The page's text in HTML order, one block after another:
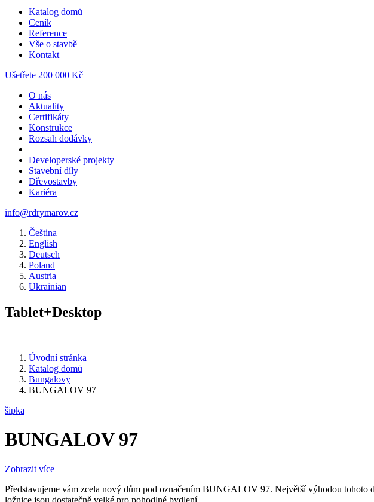
Katalog domů
Ceník
Reference
Vše o stavbě
Kontakt
Ušetřete 200 000 Kč
O nás
Aktuality
Certifikáty
Konstrukce
Rozsah dodávky
Developerské projekty
Stavební díly
Dřevostavby
Kariéra
info@rdrymarov.cz
Čeština
English
Deutsch
Poland
Austria
Ukrainian
Tablet+Desktop
Úvodní stránka
Katalog domů
Bungalovy
BUNGALOV 97
šipka
BUNGALOV 97
Zobrazit více
Představujeme vám zcela nový dům pod označením BUNGALOV 97. Největší výhodou
ložnice jsou dostatečně velké pro pohodlné bydlení